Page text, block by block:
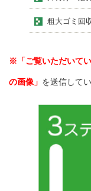
粗大ゴミ回
※「ご覧いただいて
の画像」 を送信して